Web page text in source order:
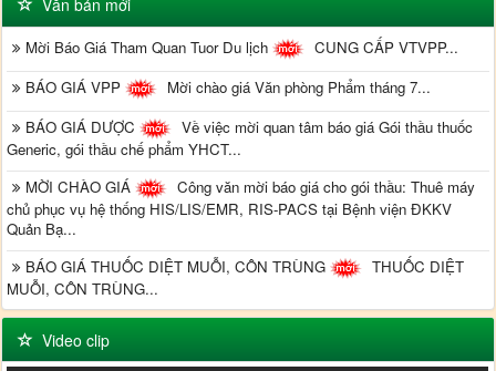
Văn bản mới
Mời Báo Giá Tham Quan Tuor Du lịch
CUNG CẤP VTVPP...
BÁO GIÁ VPP
Mời chào giá Văn phòng Phẩm tháng 7...
BÁO GIÁ DƯỢC
Về việc mời quan tâm báo giá Gói thầu thuốc
Generic, gói thầu chế phẩm YHCT...
MỜI CHÀO GIÁ
Công văn mời báo giá cho gói thầu: Thuê máy
chủ phục vụ hệ thống HIS/LIS/EMR, RIS-PACS tại Bệnh viện ĐKKV
Quản Bạ...
BÁO GIÁ THUỐC DIỆT MUỖI, CÔN TRÙNG
THUỐC DIỆT
MUỖI, CÔN TRÙNG...
Video clip